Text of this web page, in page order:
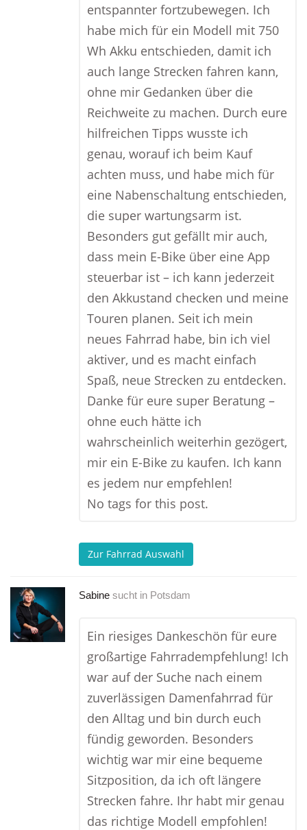
entspannter fortzubewegen. Ich
habe mich für ein Modell mit 750
Wh Akku entschieden, damit ich
auch lange Strecken fahren kann,
ohne mir Gedanken über die
Reichweite zu machen. Durch eure
hilfreichen Tipps wusste ich
genau, worauf ich beim Kauf
achten muss, und habe mich für
eine Nabenschaltung entschieden,
die super wartungsarm ist.
Besonders gut gefällt mir auch,
dass mein E-Bike über eine App
steuerbar ist – ich kann jederzeit
den Akkustand checken und meine
Touren planen. Seit ich mein
neues Fahrrad habe, bin ich viel
aktiver, und es macht einfach
Spaß, neue Strecken zu entdecken.
Danke für eure super Beratung –
ohne euch hätte ich
wahrscheinlich weiterhin gezögert,
mir ein E-Bike zu kaufen. Ich kann
es jedem nur empfehlen!
No tags for this post.
Zur Fahrrad Auswahl
Sabine sucht in Potsdam
Ein riesiges Dankeschön für eure
großartige Fahrradempfehlung! Ich
war auf der Suche nach einem
zuverlässigen Damenfahrrad für
den Alltag und bin durch euch
fündig geworden. Besonders
wichtig war mir eine bequeme
Sitzposition, da ich oft längere
Strecken fahre. Ihr habt mir genau
das richtige Modell empfohlen!